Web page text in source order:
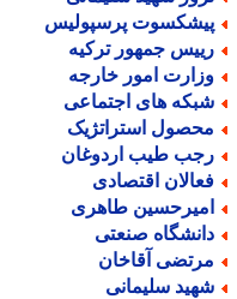
پرسپولیس
جمهور ترکیه
امور خارجه
های اجتماعی
استراتژیک
طیب اردوغان
اقتصادی
طاهری
صنعتی
آقاخان
سلیمانی